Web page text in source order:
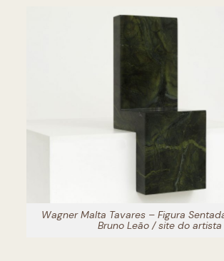
Wagner Malta Tavares – Figura
Bruno Leão / site do artista